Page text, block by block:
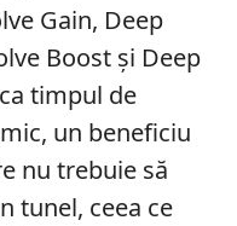
Gain, Deep
Boost și Deep
timpul de
un beneficiu
nu trebuie să
tunel, ceea ce